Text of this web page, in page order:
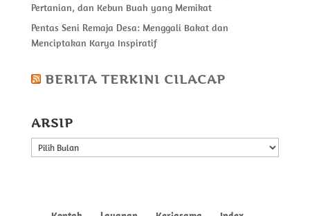
Pertanian, dan Kebun Buah yang Memikat
Pentas Seni Remaja Desa: Menggali Bakat dan
Menciptakan Karya Inspiratif
BERITA TERKINI CILACAP
ARSIP
ARSIP